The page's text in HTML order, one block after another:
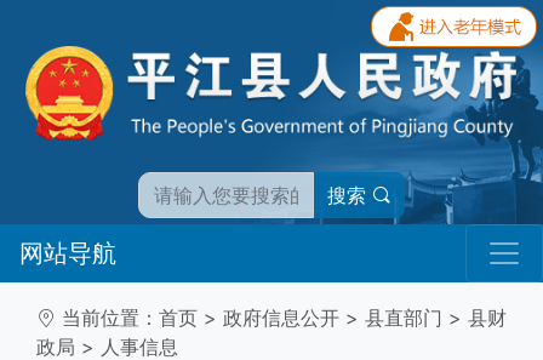
搜索
网站导航
当前位置： 首页 > 政府信息公开 > 县直部门 > 县财
政局 > 人事信息